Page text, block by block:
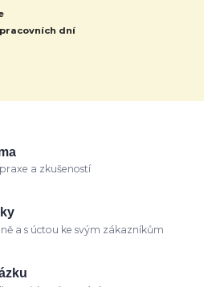
dní
a zkušeností
a s úctou ke svým zákazníkům